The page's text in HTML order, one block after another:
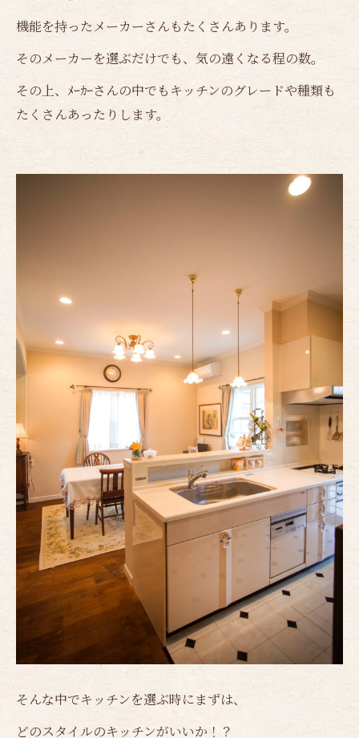
機能を持ったメーカーさんもたくさんあります。
そのメーカーを選ぶだけでも、気の遠くなる程の数。
その上、ﾒｰｶｰさんの中でもキッチンのグレードや種類も
たくさんあったりします。
そんな中でキッチンを選ぶ時にまずは、
どのスタイルのキッチンがいいか！？